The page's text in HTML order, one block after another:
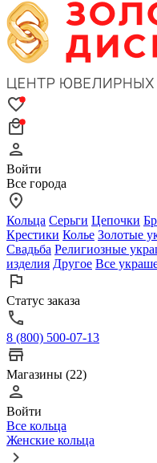
Войти
Все города
Кольца Серьги Цепочки
Крестики Колье Золотые
Свадьба Религиозные
изделия Другое Все
Статус заказа
8 (800) 500-07-13
Магазины (22)
Войти
Все кольца
Женские кольца